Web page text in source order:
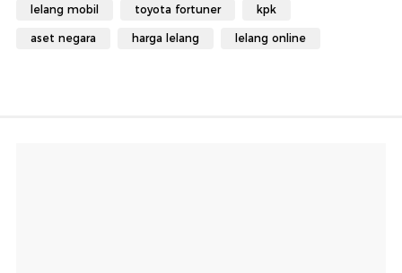
lelang mobil toyota fortuner kpk
aset negara harga lelang lelang online